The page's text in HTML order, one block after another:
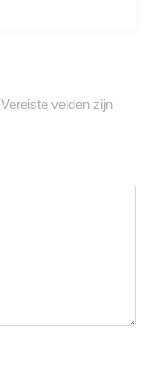
Vereiste velden zijn